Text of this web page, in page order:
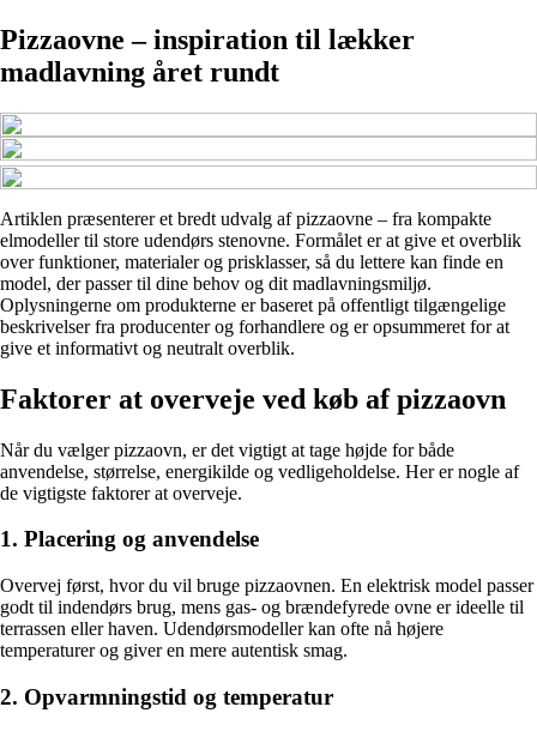
Pizzaovne – inspiration til lækker
madlavning året rundt
Artiklen præsenterer et bredt udvalg af pizzaovne – fra kompakte
elmodeller til store udendørs stenovne. Formålet er at give et overblik
over funktioner, materialer og prisklasser, så du lettere kan finde en
model, der passer til dine behov og dit madlavningsmiljø.
Oplysningerne om produkterne er baseret på offentligt tilgængelige
beskrivelser fra producenter og forhandlere og er opsummeret for at
give et informativt og neutralt overblik.
Faktorer at overveje ved køb af pizzaovn
Når du vælger pizzaovn, er det vigtigt at tage højde for både
anvendelse, størrelse, energikilde og vedligeholdelse. Her er nogle af
de vigtigste faktorer at overveje.
1. Placering og anvendelse
Overvej først, hvor du vil bruge pizzaovnen. En elektrisk model passer
godt til indendørs brug, mens gas- og brændefyrede ovne er ideelle til
terrassen eller haven. Udendørsmodeller kan ofte nå højere
temperaturer og giver en mere autentisk smag.
2. Opvarmningstid og temperatur